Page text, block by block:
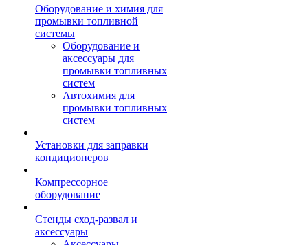
Оборудование и химия для
промывки топливной
системы
Оборудование и
аксессуары для
промывки топливных
систем
Автохимия для
промывки топливных
систем
Установки для заправки
кондиционеров
Компрессорное
оборудование
Стенды сход-развал и
аксессуары